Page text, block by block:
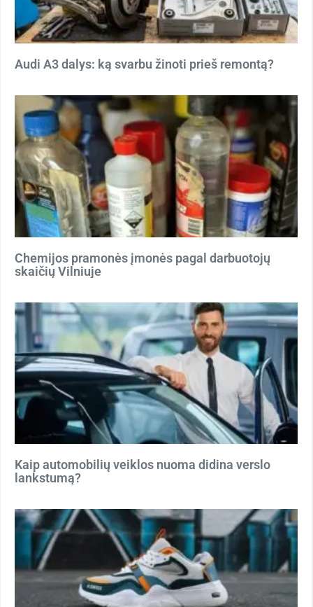
Audi A3 dalys: ką svarbu žinoti prieš remontą?
Chemijos pramonės įmonės pagal darbuotojų
skaičių Vilniuje
Kaip automobilių veiklos nuoma didina verslo
lankstumą?